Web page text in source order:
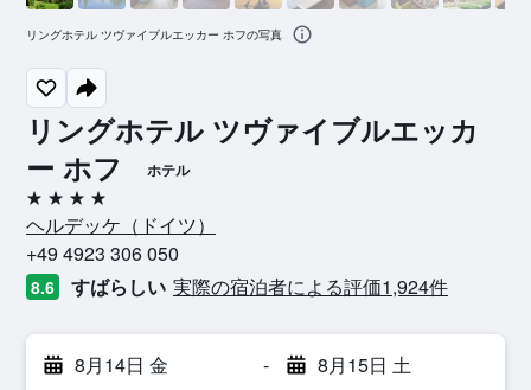
リングホテル ツヴァイブルエッカ
ー ホフ
ホテル
4つ星
ヘルデッケ​（ドイツ​）​
+49 4923 306 050
8.6 すばらしい 実際の宿泊者による評価1,924​件
8月14日 金 - 8月15日 土
リングホテル ツヴァイブルエッカー ホフの写真